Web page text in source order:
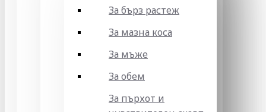
За бърз растеж
За мазна коса
За мъже
За обем
За пърхот и